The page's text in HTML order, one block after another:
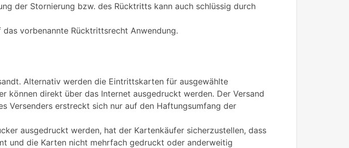
der Stornierung bzw. des Rücktritts kann auch schlüssig durch
vorbenannte Rücktrittsrecht Anwendung.
Alternativ werden die Eintrittskarten für ausgewählte
können direkt über das Internet ausgedruckt werden. Der Versand
Versenders erstreckt sich nur auf den Haftungsumfang der
ausgedruckt werden, hat der Kartenkäufer sicherzustellen, dass
und die Karten nicht mehrfach gedruckt oder anderweitig